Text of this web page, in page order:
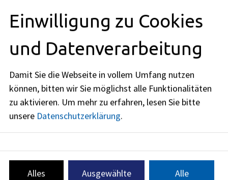
Mit diesem Online-Antrag können Sie defekte
Straßenlaternen melden.
Bürgerfreundlich und digital: Füllen Sie diesen
Online-Antrag ganz einfach direkt über Ihren
Internetbrowser aus. In vielen Fällen sparen Sie sich
damit den Gang zur Behörde.
Beschreibung
Redaktionell verantwortlich: Zentrale Redaktion
Einwilligung zu Cookies
und Datenverarbeitung
Damit Sie die Webseite in vollem Umfang nutzen
können, bitten wir Sie möglichst alle Funktionalitäten
zu aktivieren. Um mehr zu erfahren, lesen Sie bitte
unsere Datenschutzerklärung.
Alles
Ausgewählte
Alle